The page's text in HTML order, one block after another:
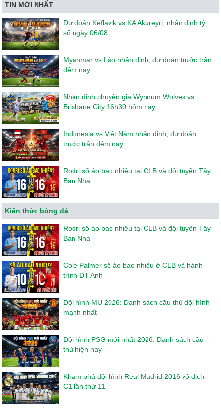
TIN MỚI NHẤT
Dự đoán Keflavik vs KA Akureyri, nhận định tỷ
số ngày 06/08
Myanmar vs Lào nhận định, dự đoán trước trận
đêm nay
Nhận định chuyên gia Wynnum Wolves vs
Brisbane City 16h30 hôm nay
Indonesia vs Việt Nam nhận định, dự đoán
trước trận đêm nay
Rodri số áo bao nhiêu tại CLB và đội tuyển Tây
Ban Nha
Kiến thức bóng đá
Rodri số áo bao nhiêu tại CLB và đội tuyển Tây
Ban Nha
Cole Palmer số áo bao nhiêu ở CLB và hành
trình ĐT Anh
Đội hình MU 2026: Danh sách cầu thủ đội hình
mạnh nhất
Đội hình PSG mới nhất 2026: Danh sách cầu
thủ hiện nay
Khám phá đội hình Real Madrid 2016 vô địch
C1 lần thứ 11